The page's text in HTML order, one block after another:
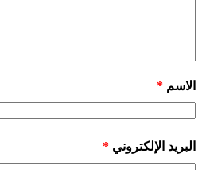
*
الإلكتروني*